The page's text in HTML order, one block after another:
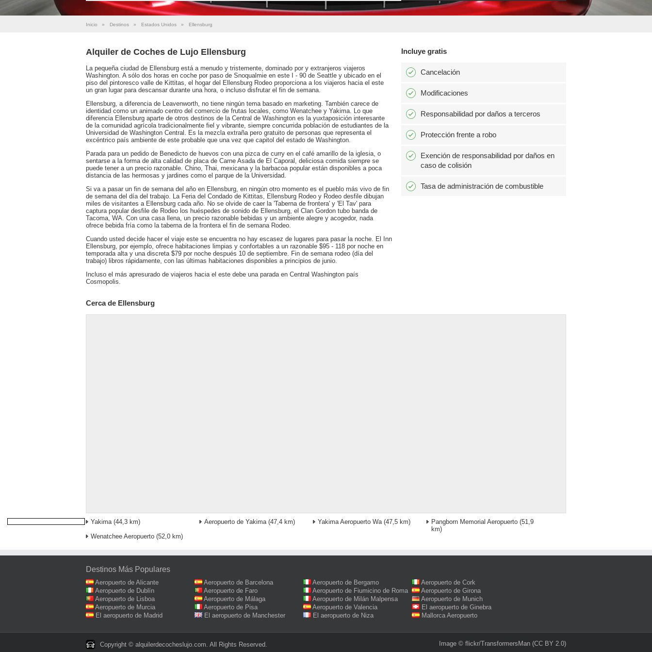
Inicio » Destinos » Estados Unidos » Ellensburg
Alquiler de Coches de Lujo Ellensburg
La pequeña ciudad de Ellensburg está a menudo y tristemente, dominado por y extranjeros viajeros
Washington. A sólo dos horas en coche por paso de Snoqualmie en este I - 90 de Seattle y ubicado en el
piso del pintoresco valle de Kittitas, el hogar del Ellensburg Rodeo proporciona a los viajeros hacia el este
un gran lugar para descansar durante una hora, o incluso disfrutar el fin de semana.
Ellensburg, a diferencia de Leavenworth, no tiene ningún tema basado en marketing. También carece de
identidad como un animado centro del comercio de frutas locales, como Wenatchee y Yakima. Lo que
diferencia Ellensburg aparte de otros destinos de la Central de Washington es la yuxtaposición interesante
de la comunidad agrícola tradicionalmente fiel y vibrante, siempre concurrida población de estudiantes de la
Universidad de Washington Central. Es la mezcla extraña pero gratuito de personas que representa el
excéntrico país ambiente de este probable que una vez que capitol del estado de Washington.
Parada para un pedido de Benedicto de huevos con una pizca de curry en el café amarillo de la iglesia, o
sentarse a la forma de alta calidad de placa de Carne Asada de El Caporal, deliciosa comida siempre se
puede tener a un precio razonable. Chino, Thai, mexicana y la barbacoa popular están disponibles a poca
distancia de las hermosas y jardines como el parque de la Universidad.
Si va a pasar un fin de semana del año en Ellensburg, en ningún otro momento es el pueblo más vivo de fin
de semana del día del trabajo. La Feria del Condado de Kittitas, Ellensburg Rodeo y Rodeo desfile dibujan
miles de visitantes a Ellensburg cada año. No se olvide de caer la 'Taberna de frontera' y 'El Tav' para
captura popular desfile de Rodeo los huéspedes de sonido de Ellensburg, el Clan Gordon tubo banda de
Tacoma, WA. Con una casa llena, un precio razonable bebidas y un ambiente alegre y acogedor, nada
ofrece bebida fría como la taberna de la frontera el fin de semana Rodeo.
Cuando usted decide hacer el viaje este se encuentra no hay escasez de lugares para pasar la noche. El Inn
Ellensburg, por ejemplo, ofrece habitaciones limpias y confortables a un razonable $95 - 118 por noche en
temporada alta y una discreta $79 por noche después 10 de septiembre. Fin de semana rodeo (día del
trabajo) libros rápidamente, con las últimas habitaciones disponibles a principios de junio.
Incluso el más apresurado de viajeros hacia el este debe una parada en Central Washington país
Cosmopolis.
Incluye gratis
Cancelación
Modificaciones
Responsabilidad por daños a terceros
Protección frente a robo
Exención de responsabilidad por daños en
caso de colisión
Tasa de administración de combustible
Cerca de Ellensburg
Yakima(44,3 km) Aeropuerto de Yakima(47,4 km) Yakima Aeropuerto Wa(47,5 km) Pangborn Memorial Aeropuerto (51,9
km)
Wenatchee Aeropuerto (52,0 km)
Destinos Más Populares
Aeropuerto de Alicante Aeropuerto de Barcelona Aeropuerto de Bergamo
Aeropuerto de Cork
Aeropuerto de Dublín
Aeropuerto de Faro Aeropuerto de Fiumicino de Roma
Aeropuerto de Girona
Aeropuerto de Lisboa
Aeropuerto de Málaga Aeropuerto de Milán Malpensa
Aeropuerto de Munich
Aeropuerto de Murcia
Aeropuerto de Pisa Aeropuerto de Valencia
El aeropuerto de Ginebra
El aeropuerto de Madrid
El aeropuerto de Manchester El aeropuerto de Niza Mallorca Aeropuerto
Copyright © alquilerdecocheslujo.com. All Rights Reserved.‎ Image © flickr/TransformersMan (CC BY 2.0)‎